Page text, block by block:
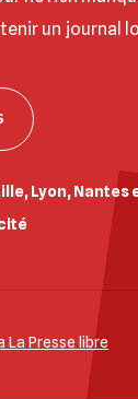
un journal
Lyon, Nantes
Presse libre